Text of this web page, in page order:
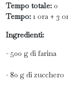
Tempo totale: 0
Tempo: 1 ora + 3
Ingredienti:
- 500 g di farina
- 80 g di zucchero